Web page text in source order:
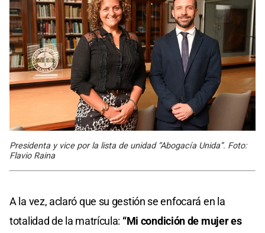
Presidenta y vice por la lista de unidad “Abogacía Unida”. Foto:
Flavio Raina
A la vez, aclaró que su gestión se enfocará en la
totalidad de la matrícula: “Mi condición de mujer es